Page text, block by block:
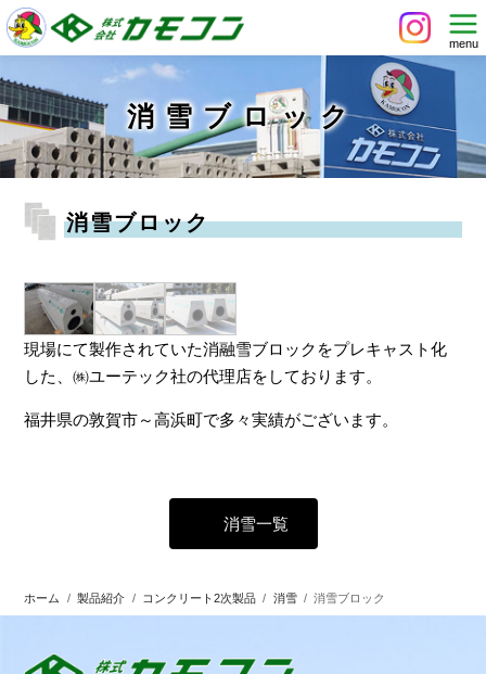
消雪ブロック
消雪ブロック
現場にて製作されていた消融雪ブロックをプレキャスト化
した、㈱ユーテック社の代理店をしております。
福井県の敦賀市～高浜町で多々実績がございます。
消雪一覧
ホーム / 製品紹介 / コンクリート2次製品 / 消雪 / 消雪ブロック